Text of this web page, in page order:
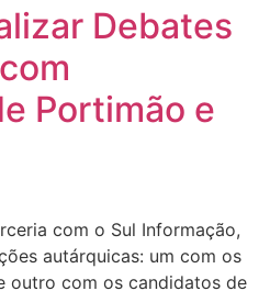
Debates
Portimão e
com o Sul Informação,
autárquicas: um com os
outro com os candidatos de